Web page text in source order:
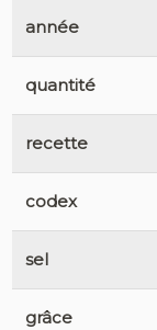
année
quantité
recette
codex
sel
grâce